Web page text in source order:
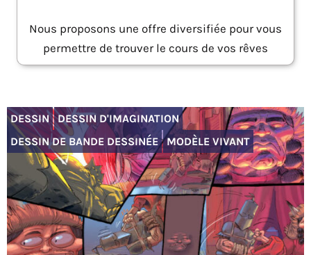
Nous proposons une offre diversifiée pour vous
permettre de trouver le cours de vos rêves
DESSIN
DESSIN D'IMAGINATION
DESSIN DE BANDE DESSINÉE
MODÈLE VIVANT